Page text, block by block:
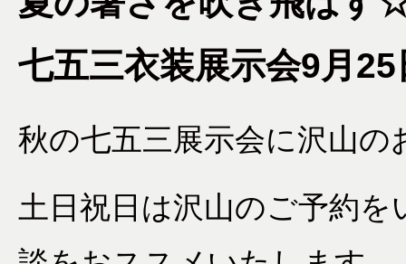
七五三衣装展示会9月
秋の七五三展示会に沢山
土日祝日は沢山のご予約